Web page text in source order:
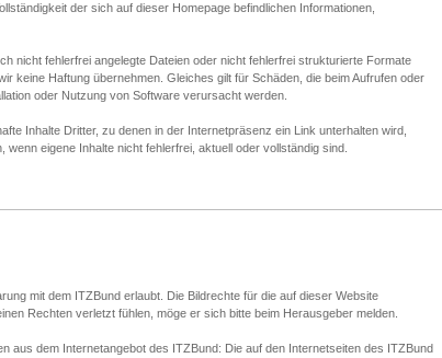
der sich auf dieser Homepage befindlichen Informationen,
nicht fehlerfrei angelegte Dateien oder nicht fehlerfrei strukturierte Formate
keine Haftung übernehmen. Gleiches gilt für Schäden, die beim Aufrufen oder
oder Nutzung von Software verursacht werden.
Inhalte Dritter, zu denen in der Internetpräsenz ein Link unterhalten wird,
eigene Inhalte nicht fehlerfrei, aktuell oder vollständig sind.
mit dem ITZBund erlaubt. Die Bildrechte für die auf dieser Website
Rechten verletzt fühlen, möge er sich bitte beim Herausgeber melden.
aus dem Internetangebot des ITZBund: Die auf den Internetseiten des ITZBund